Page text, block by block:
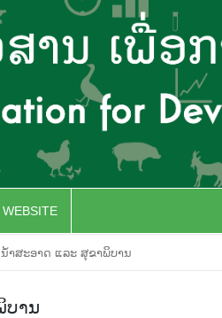
ນໍ້າສະອາດ ແລະ ສຸຂາພິບານ
ບານ